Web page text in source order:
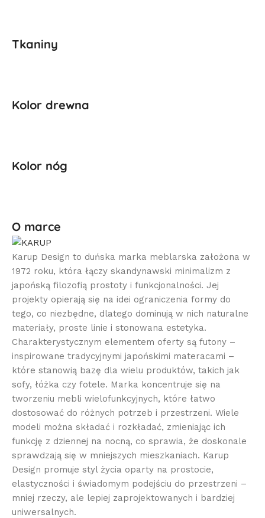
Tkaniny
Kolor drewna
Kolor nóg
O marce
Karup Design to duńska marka meblarska założona w
1972 roku, która łączy skandynawski minimalizm z
japońską filozofią prostoty i funkcjonalności. Jej
projekty opierają się na idei ograniczenia formy do
tego, co niezbędne, dlatego dominują w nich naturalne
materiały, proste linie i stonowana estetyka.
Charakterystycznym elementem oferty są futony –
inspirowane tradycyjnymi japońskimi materacami –
które stanowią bazę dla wielu produktów, takich jak
sofy, łóżka czy fotele. Marka koncentruje się na
tworzeniu mebli wielofunkcyjnych, które łatwo
dostosować do różnych potrzeb i przestrzeni. Wiele
modeli można składać i rozkładać, zmieniając ich
funkcję z dziennej na nocną, co sprawia, że doskonale
sprawdzają się w mniejszych mieszkaniach. Karup
Design promuje styl życia oparty na prostocie,
elastyczności i świadomym podejściu do przestrzeni –
mniej rzeczy, ale lepiej zaprojektowanych i bardziej
uniwersalnych.